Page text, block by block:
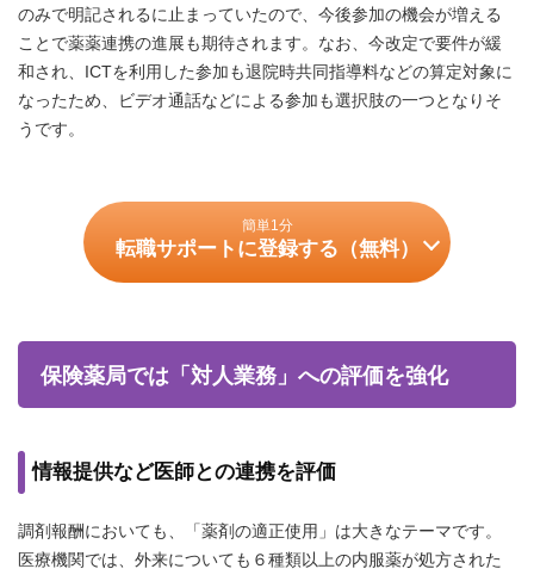
のみで明記されるに止まっていたので、今後参加の機会が増える
ことで薬薬連携の進展も期待されます。なお、今改定で要件が緩
和され、ICTを利用した参加も退院時共同指導料などの算定対象に
なったため、ビデオ通話などによる参加も選択肢の一つとなりそ
うです。
簡単1分
転職サポートに登録する（無料）
保険薬局では「対人業務」への評価を強化
情報提供など医師との連携を評価
調剤報酬においても、「薬剤の適正使用」は大きなテーマです。
医療機関では、外来についても６種類以上の内服薬が処方された